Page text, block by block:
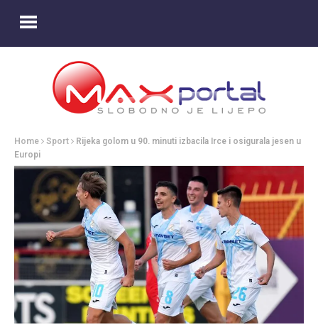
Home Sport
Rijeka golom u 90. minuti izbacila Irce i osigurala jesen u
Europi